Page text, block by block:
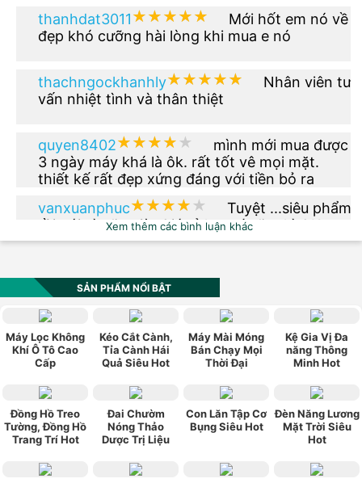
thanhdat3011★★★★★
★★★★★
Mới hốt em nó về
đẹp khó cưỡng hài lòng khi mua e nó
thachngockhanhly★★★★★
★★★★★
Nhân viên tư
vấn nhiệt tình và thân thiệt
quyen8402★★★★★
★★★★★
mình mới mua được
3 ngày máy khá là ôk. rất tốt vê mọi mặt.
thiết kế rất đẹp xứng đáng với tiền bỏ ra
vanxuanphuc★★★★★
★★★★★
Tuyệt ...siêu phẩm
rồi nói gì nữa giờ. Giá rẻ hơn tí nữa thì OK.
màu xanh dạ quang đi nhé
vn0984_520★★★★★
★★★★★
Sản phẩm có kiểu
dáng đẹp, hợp thời trang, phù hợp với túi
tiền, chính sách bảo hành tốt. Rất hài lòng về
sản phẩm này.
ngoquan112 ★★★★★
★★★★★
Mua cho ba mình
xài được hơn 1 tháng rồi , giá cả hợp lý , vừa
túi tiền , máy gọn nhẹ , ba mình rất vừa ý .
Xem thêm các bình luận khác
SẢN PHẨM NỔI BẬT
Máy Lọc Không
Khí Ô Tô Cao
Cấp
Kéo Cắt Cành,
Tỉa Cành Hái
Quả Siêu Hot
Máy Mài Móng
Bán Chạy Mọi
Thời Đại
Kệ Gia Vị Đa
năng Thông
Minh Hot
Đồng Hồ Treo
Tường, Đồng Hồ
Trang Trí Hot
Đai Chườm
Nóng Thảo
Dược Trị Liệu
Con Lăn Tập Cơ
Bụng Siêu Hot
Đèn Năng Lương
Mặt Trời Siêu
Hot